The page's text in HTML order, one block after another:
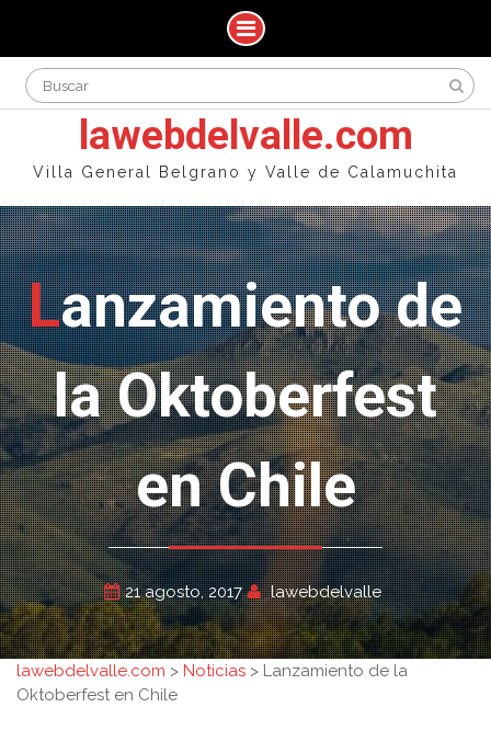
Skip
for:
lawebdelvalle.com
Villa General Belgrano y Valle de Calamuchita
Lanzamiento de
la Oktoberfest
en Chile
21 agosto, 2017 lawebdelvalle
lawebdelvalle.com > Noticias > Lanzamiento de la
Oktoberfest en Chile